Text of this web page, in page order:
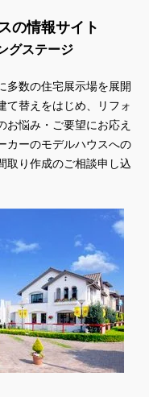
の情報サイト
グステージ
多数の住宅展示場を展開
て替えをはじめ、リフォ
お悩み・ご要望にお応え
カーのモデルハウスへの
取り作成のご相談申し込